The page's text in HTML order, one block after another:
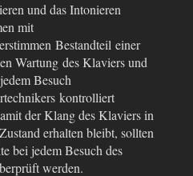
und das Intonieren
mit
Bestandteil einer
Wartung des Klaviers und
Besuch
kontrolliert
amit der Klang des Klaviers in
erhalten bleibt, sollten
bei jedem Besuch des
werden.